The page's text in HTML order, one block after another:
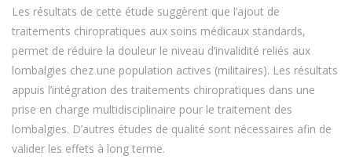
Les résultats de cette étude suggèrent que l’ajout de
traitements chiropratiques aux soins médicaux standards,
permet de réduire la douleur le niveau d’invalidité reliés aux
lombalgies chez une population actives (militaires). Les résultats
appuis l’intégration des traitements chiropratiques dans une
prise en charge multidisciplinaire pour le traitement des
lombalgies. D’autres études de qualité sont nécessaires afin de
valider les effets à long terme.